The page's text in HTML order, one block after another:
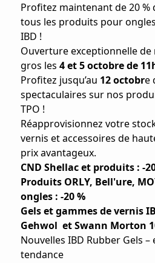
Profitez maintenant de 20
tous les produits pour ongles
IBD !
Ouverture exceptionnelle
gros les 4 et 5 octobre de
Profitez jusqu’au 12 octobre
spectaculaires sur nos
TPO !
Réapprovisionnez votre
vernis et accessoires de
prix avantageux.
CND Shellac et produits : -
Produits ORLY, Bell'ure,
ongles : -20 %
Gels et gammes de vernis
Gehwol et Swann Morton
Nouvelles IBD Rubber Gels –
tendance